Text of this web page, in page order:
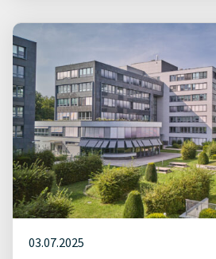
03.07.2025